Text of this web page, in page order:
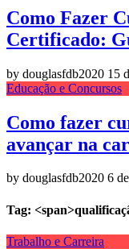
Como Fazer
Certificado:
by douglasfdb2020 15
Educação e Concursos
Como fazer
avançar na
by douglasfdb2020 6
Tag:
Trabalho e Carreira